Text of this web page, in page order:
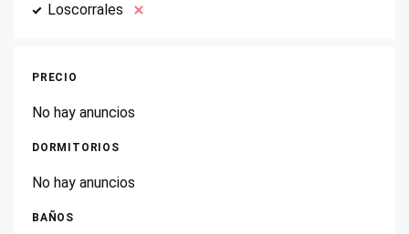
Loscorrales
PRECIO
No hay anuncios
DORMITORIOS
No hay anuncios
BAÑOS